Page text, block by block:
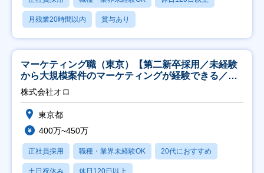
月残業20時間以内 賞与あり
マーケティング職（東京）【第二新卒採用／未経験
から大規模案件のマーケティングが経験できる／研
修充実】
株式会社オロ
東京都
400万~450万
正社員採用 職種・業界未経験OK 20代におすすめ
土日祝休み 休日120日以上